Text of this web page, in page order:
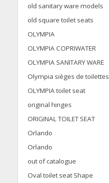
old sanitary ware models
old square toilet seats
OLYMPIA
OLYMPIA COPRIWATER
OLYMPIA SANITARY WARE
Olympia sièges de toilettes
OLYMPIA toilet seat
original hinges
ORIGINAL TOILET SEAT
Orlando
Orlando
out of catalogue
Oval toilet seat Shape